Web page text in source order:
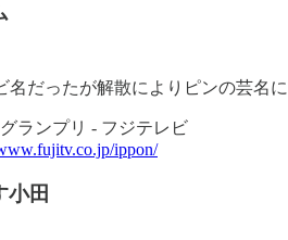
名だったが解散によりピンの芸名
ランプリ - フジテレビ
ippon/
小田